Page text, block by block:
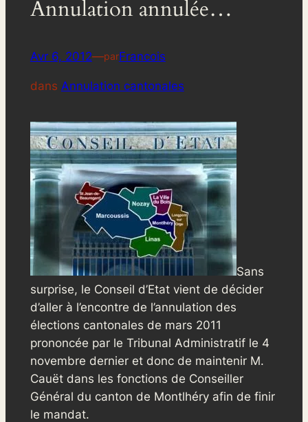
Annulation annulée…
Avr 6, 2012—parFrancois
dans Annulation cantonales
Sans
surprise, le Conseil d’Etat vient de décider
d’aller à l’encontre de l’annulation des
élections cantonales de mars 2011
prononcée par le Tribunal Administratif le 4
novembre dernier et donc de maintenir M.
Cauët dans les fonctions de Conseiller
Général du canton de Montlhéry afin de finir
le mandat.